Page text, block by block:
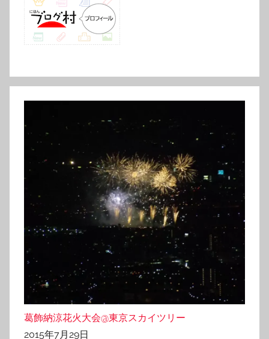
葛飾納涼花火大会@東京スカイツリー
2015年7月29日